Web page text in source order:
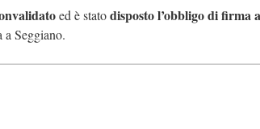
ed è statodisposto l’obbligo di firma
Seggiano.